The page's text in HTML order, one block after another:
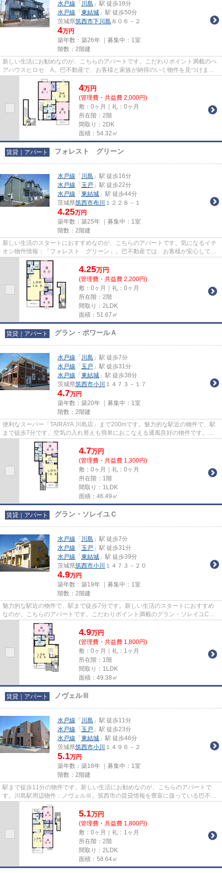
水戸線 「 川島 」駅 徒歩18分
水戸線 「 東結城 」駅 徒歩50分
茨城県筑西市下川島 ８０６－２
4万円
築年数：築26年 ｜募集中： 1室
階数：2階建
新しい生活にお勧めなのが、こちらのアパートです。こだわりポイント満載のぺ
アハウスヒロセ A。巴不動産で、お客様と家族が納得のいく物件を見つけませ
んか。お客様のこれからの生活...
4万円
(管理費・共益費 2,000円)
敷：0ヶ月｜礼：0ヶ月
所在階：2階
間取り：2DK
面積：54.32㎡
賃貸｜アパート フォレスト グリーン
水戸線 「 川島 」駅 徒歩16分
水戸線 「 玉戸 」駅 徒歩22分
水戸線 「 東結城 」駅 徒歩44分
茨城県筑西市布川 １２２８－１
4.25万円
築年数：築25年 ｜募集中： 1室
階数：2階建
新しい生活のスタートにおすすめなのが、こちらのアパートです。気になるイチ
オシ物件情報：「フォレスト グリーン」。巴不動産では、お客様が安心して暮
らせる物件の提供ができるよ...
4.25万円
(管理費・共益費 2,200円)
敷：0ヶ月｜礼：0ヶ月
所在階：2階
間取り：2LDK
面積：51.67㎡
賃貸｜アパート グラン・ポワールＡ
水戸線 「 川島 」駅 徒歩7分
水戸線 「 玉戸 」駅 徒歩31分
水戸線 「 東結城 」駅 徒歩38分
茨城県筑西市小川 １４７３－１７
4.7万円
築年数：築20年 ｜募集中： 1室
階数：2階建
便利なスーパー「TAIRAYA 川島店」まで200mです。魅力的な駅近の物件で、駅
まで徒歩7分です。空気の入れ替えも簡単におこなえる通風良好の物件です。
「グラン・ポワールA」の物件情報...
4.7万円
(管理費・共益費 1,300円)
敷：0ヶ月｜礼：0ヶ月
所在階：1階
間取り：1LDK
面積：46.49㎡
賃貸｜アパート グラン・ソレイユＣ
水戸線 「 川島 」駅 徒歩7分
水戸線 「 玉戸 」駅 徒歩31分
水戸線 「 東結城 」駅 徒歩39分
茨城県筑西市小川 １４７３－２０
4.9万円
築年数：築19年 ｜募集中： 1室
階数：2階建
魅力的な駅近の物件で、駅まで徒歩7分です。新しい生活のスタートにおすすめ
なのが、こちらのアパートです。こだわりポイント満載のグラン・ソレイユC。
どういった物件を求めているの...
4.9万円
(管理費・共益費 1,800円)
敷：0ヶ月｜礼：1ヶ月
所在階：1階
間取り：1LDK
面積：49.38㎡
賃貸｜アパート ノヴェルⅢ
水戸線 「 川島 」駅 徒歩11分
水戸線 「 玉戸 」駅 徒歩23分
水戸線 「 東結城 」駅 徒歩46分
茨城県筑西市小川 １４９６－２
5.1万円
築年数：築18年 ｜募集中： 1室
階数：2階建
駅まで徒歩11分の物件です。新しい生活にお勧めなのが、こちらのアパートで
す。川島駅周辺物件：ノヴェルⅢ。筑西市の賃貸情報を豊富に扱っている巴不動
産は、お客様に満足いただけるお...
5.1万円
(管理費・共益費 1,800円)
敷：0ヶ月｜礼：1ヶ月
所在階：2階
間取り：2LDK
面積：58.64㎡